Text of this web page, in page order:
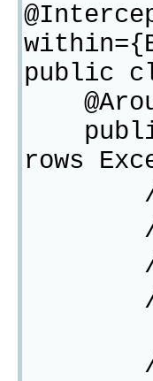
public
public
rows
//
//
//
//
//访问